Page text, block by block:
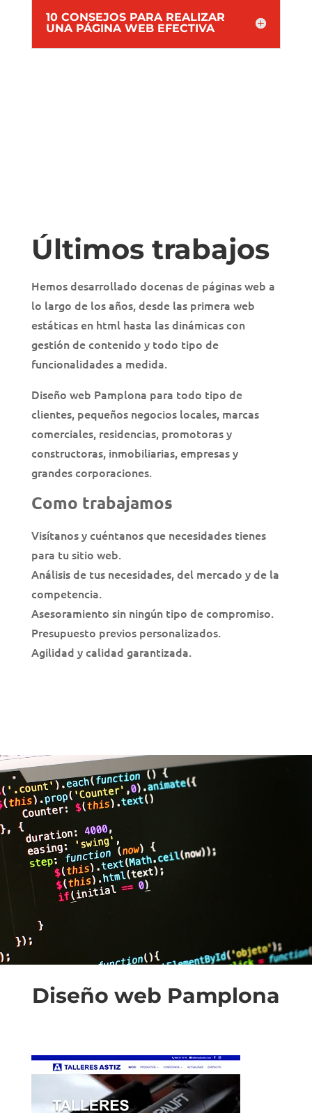
10 CONSEJOS PARA REALIZAR
UNA PÁGINA WEB EFECTIVA
Últimos trabajos
Hemos desarrollado docenas de páginas web a
lo largo de los años, desde las primera web
estáticas en html hasta las dinámicas con
gestión de contenido y todo tipo de
funcionalidades a medida.
Diseño web Pamplona para todo tipo de
clientes, pequeños negocios locales, marcas
comerciales, residencias, promotoras y
constructoras, inmobiliarias, empresas y
grandes corporaciones.
Como trabajamos
Visítanos y cuéntanos que necesidades tienes
para tu sitio web.
Análisis de tus necesidades, del mercado y de la
competencia.
Asesoramiento sin ningún tipo de compromiso.
Presupuesto previos personalizados.
Agilidad y calidad garantizada.
Diseño web Pamplona